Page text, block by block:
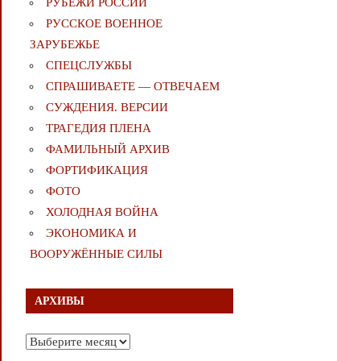
РУБЕЖИ РОССИИ
РУССКОЕ ВОЕННОЕ
ЗАРУБЕЖЬЕ
СПЕЦСЛУЖБЫ
СПРАШИВАЕТЕ — ОТВЕЧАЕМ
СУЖДЕНИЯ. ВЕРСИИ
ТРАГЕДИЯ ПЛЕНА
ФАМИЛЬНЫЙ АРХИВ
ФОРТИФИКАЦИЯ
ФОТО
ХОЛОДНАЯ ВОЙНА
ЭКОНОМИКА И
ВООРУЖЁННЫЕ СИЛЫ
АРХИВЫ
Архивы